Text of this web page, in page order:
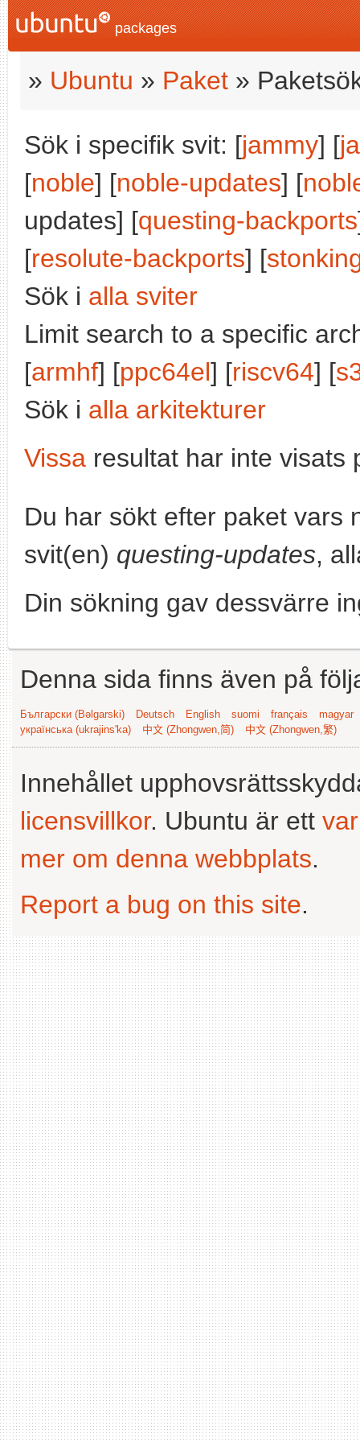
packages
» Ubuntu » Paket »
Sök i specifik svit: [jammy] [
[noble] [noble-updates] [
updates] [questing-backports
[resolute-backports] [
Sök i alla sviter
Limit search to a specific
[armhf] [ppc64el] [riscv64] [
Sök i alla arkitekturer
Vissa resultat har inte visats
Du har sökt efter paket vars
svit(en) questing-updates,
Din sökning gav dessvärre
Denna sida finns även på
Български (Bəlgarski) Deutsch English suomi français
magyar
українська (ukrajins'ka)
中文 (Zhongwen,简) 中文 (Zhongwen,繁)
Innehållet
licensvillkor. Ubuntu är ett
mer om denna webbplats.
Report a bug on this site.